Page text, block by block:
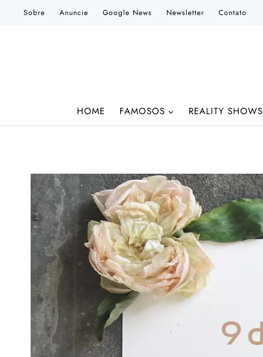
Sobre Anuncie Google News Newsletter Contato
HOME FAMOSOS REALITY SHOWS